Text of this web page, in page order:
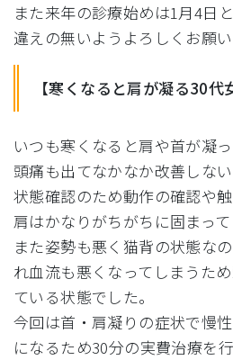
また来年の診療始めは1月4日
違えの無いようよろしくお願
【寒くなると肩が凝る30代
いつも寒くなると肩や首が凝
頭痛も出てなかなか改善しな
状態確認のため動作の確認や
肩はかなりがちがちに固まっ
また姿勢も悪く猫背の状態な
れ血流も悪く なってしまうた
ている状態でした。
今回は首・ 肩凝りの症状で慢
になるため30分の実費治療を